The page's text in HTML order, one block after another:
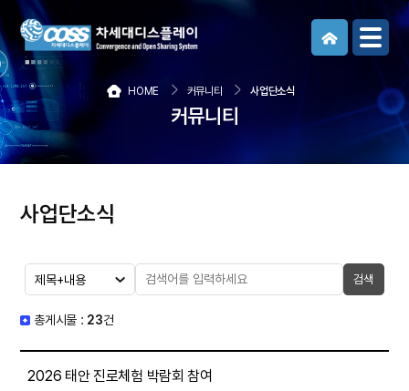
메뉴보기
HOME 커뮤니티 사업단소식
커뮤니티
사업단소식
총게시물 : 23건
검색
2026 태안 진로체험 박람회 참여